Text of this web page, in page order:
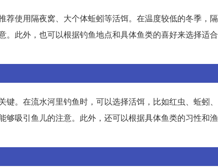
使用隔夜窝、大个体蚯蚓等活饵。在温度较低的冬季，隔
此外，也可以根据钓鱼地点和具体鱼类的喜好来选择适合
。在流水河里钓鱼时，可以选择活饵，比如红虫、蚯蚓、
吸引鱼儿的注意。此外，还可以根据具体鱼类的习性和渔